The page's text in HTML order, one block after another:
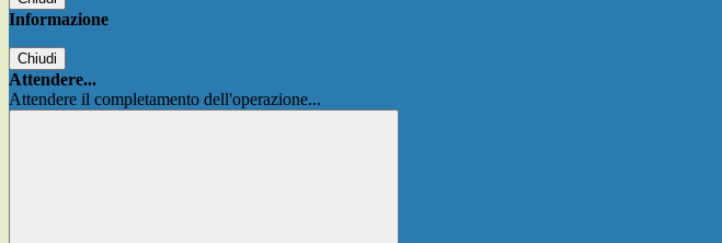
Informazione
Chiudi
Attendere...
Attendere il completamento dell'operazione...